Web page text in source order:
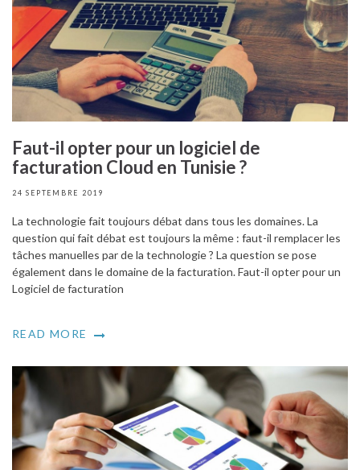
Faut-il opter pour un logiciel de
facturation Cloud en Tunisie ?
24 SEPTEMBRE 2019
La technologie fait toujours débat dans tous les domaines. La
question qui fait débat est toujours la même : faut-il remplacer les
tâches manuelles par de la technologie ? La question se pose
également dans le domaine de la facturation. Faut-il opter pour un
Logiciel de facturation
READ MORE